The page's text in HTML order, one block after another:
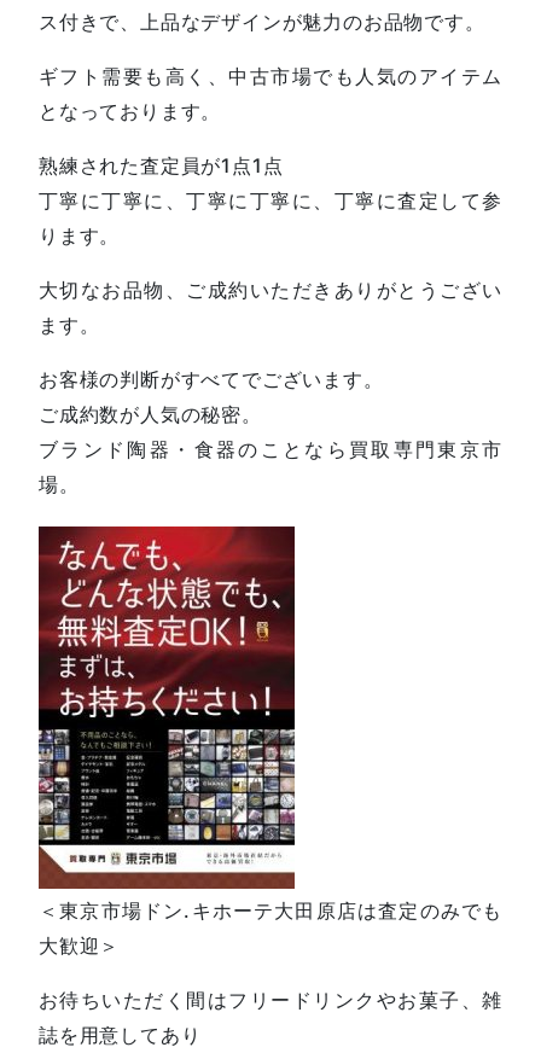
ス付きで、上品なデザインが魅力のお品物です。
ギフト需要も高く、中古市場でも人気のアイテム
となっております。
熟練された査定員が1点1点
丁寧に丁寧に、丁寧に丁寧に、丁寧に査定して参
ります。
大切なお品物、ご成約いただきありがとうござい
ます。
お客様の判断がすべてでございます。
ご成約数が人気の秘密。
ブランド陶器・食器のことなら買取専門東京市
場。
＜東京市場ドン.キホーテ大田原店は査定のみでも
大歓迎＞
お待ちいただく間はフリードリンクやお菓子、雑
誌を用意してあり